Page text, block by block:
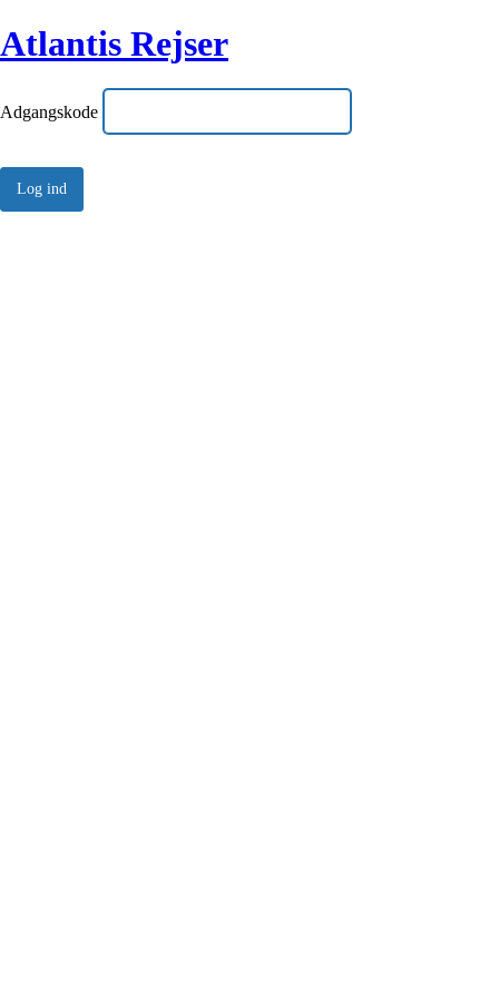
Atlantis Rejser
Adgangskode